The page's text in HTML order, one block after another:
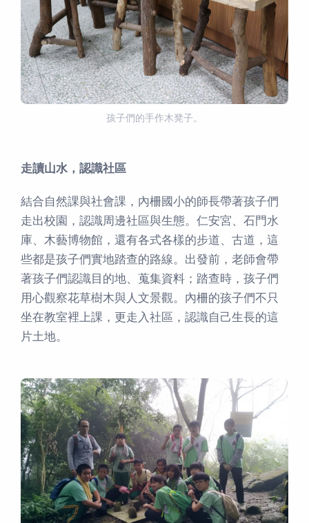
孩子們的手作木凳子。
走讀山水，認識社區
結合自然課與社會課，內柵國小的師長帶著孩子們
走出校園，認識周邊社區與生態。仁安宮、石門水
庫、木藝博物館，還有各式各樣的步道、古道，這
些都是孩子們實地踏查的路線。出發前，老師會帶
著孩子們認識目的地、蒐集資料；踏查時，孩子們
用心觀察花草樹木與人文景觀。內柵的孩子們不只
坐在教室裡上課，更走入社區，認識自己生長的這
片土地。